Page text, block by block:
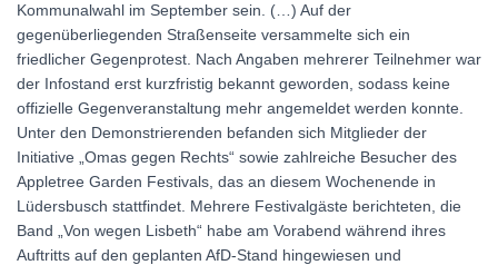
Kommunalwahl im September sein. (…) Auf der
gegenüberliegenden Straßenseite versammelte sich ein
friedlicher Gegenprotest. Nach Angaben mehrerer Teilnehmer war
der Infostand erst kurzfristig bekannt geworden, sodass keine
offizielle Gegenveranstaltung mehr angemeldet werden konnte.
Unter den Demonstrierenden befanden sich Mitglieder der
Initiative „Omas gegen Rechts“ sowie zahlreiche Besucher des
Appletree Garden Festivals, das an diesem Wochenende in
Lüdersbusch stattfindet. Mehrere Festivalgäste berichteten, die
Band „Von wegen Lisbeth“ habe am Vorabend während ihres
Auftritts auf den geplanten AfD-Stand hingewiesen und